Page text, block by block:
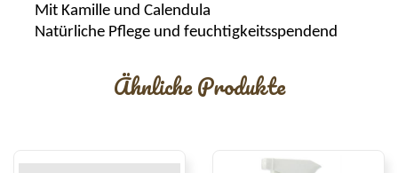
Mit Kamille und Calendula
Natürliche Pflege und feuchtigkeitsspendend
Ähnliche Produkte